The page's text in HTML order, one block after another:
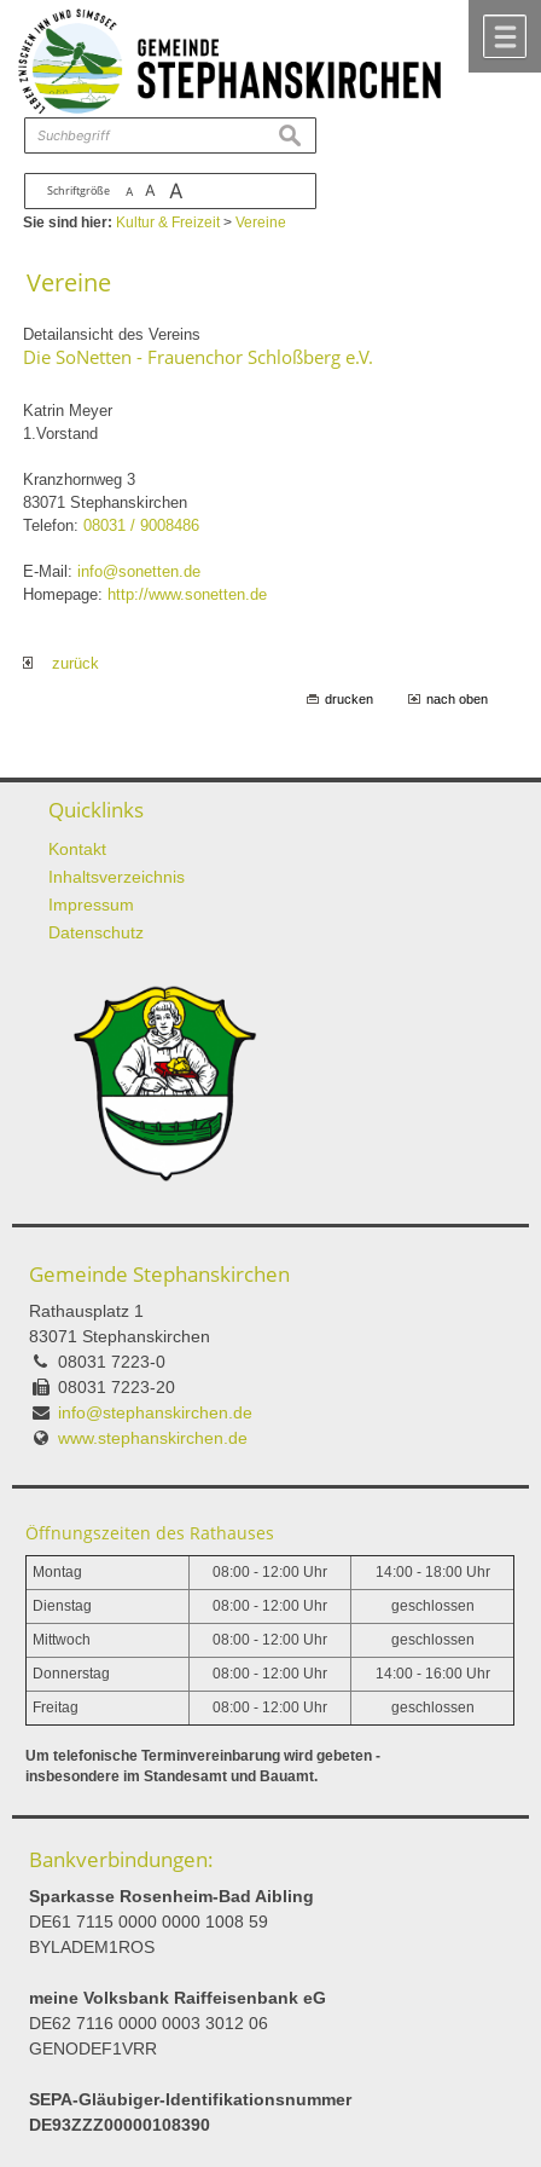
Zum Inhalt ,zur Navigation
Schriftgröße A A A
suchen
Sie sind hier: Kultur & Freizeit>Vereine
Vereine
Detailansicht des Vereins
Die SoNetten - Frauenchor Schloßberg e.V.
Katrin Meyer
1.Vorstand
Kranzhornweg 3
83071 Stephanskirchen
Telefon:08031 / 9008486
E-Mail:info@sonetten.de
Homepage: http://www.sonetten.de
zurück
drucken nach oben
Quicklinks
Kontakt
Inhaltsverzeichnis
Impressum
Datenschutz
Gemeinde Stephanskirchen
Rathausplatz 1
83071 Stephanskirchen
08031 7223-0
08031 7223-20
info@stephanskirchen.de
www.stephanskirchen.de
Öffnungszeiten des Rathauses
Montag 08:00 - 12:00 Uhr 14:00 - 18:00 Uhr
Dienstag 08:00 - 12:00 Uhr geschlossen
Mittwoch 08:00 - 12:00 Uhr geschlossen
Donnerstag 08:00 - 12:00 Uhr 14:00 - 16:00 Uhr
Freitag 08:00 - 12:00 Uhr geschlossen
Um telefonische Terminvereinbarung wird gebeten -
insbesondere im Standesamt und Bauamt.
Bankverbindungen:
Sparkasse Rosenheim-Bad Aibling
DE61 7115 0000 0000 1008 59
BYLADEM1ROS
meine Volksbank Raiffeisenbank eG
DE62 7116 0000 0003 3012 06
GENODEF1VRR
SEPA-Gläubiger-Identifikationsnummer
DE93ZZZ00000108390